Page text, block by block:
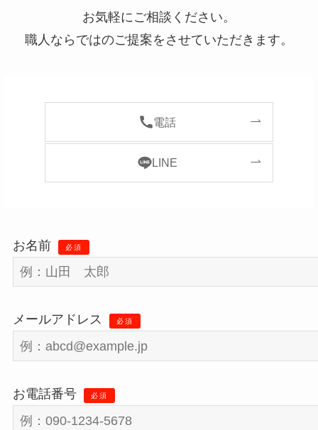
お気軽にご相談ください。
職人ならではのご提案をさせていただきます。
電話
LINE
お名前 必須
メールアドレス 必須
お電話番号 必須